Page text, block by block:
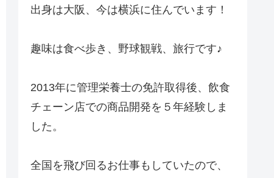
出身は大阪、今は横浜に住んでいます！
趣味は食べ歩き、野球観戦、旅行です♪
2013年に管理栄養士の免許取得後、飲食
チェーン店での商品開発を５年経験しま
した。
全国を飛び回るお仕事もしていたので、